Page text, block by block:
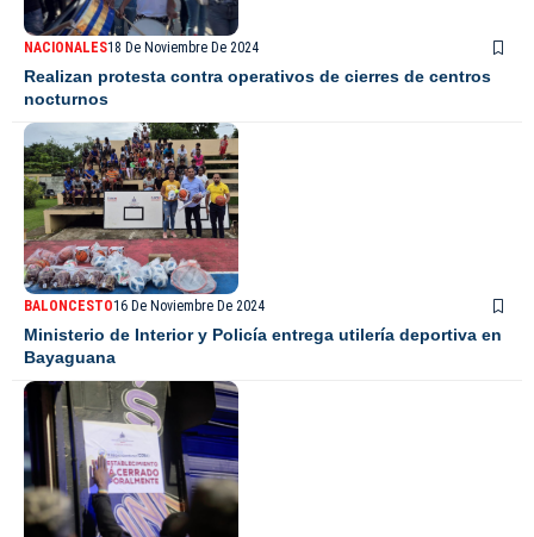
NACIONALES18 De Noviembre De 2024
Realizan protesta contra operativos de cierres de centros
nocturnos
BALONCESTO16 De Noviembre De 2024
Ministerio de Interior y Policía entrega utilería deportiva en
Bayaguana